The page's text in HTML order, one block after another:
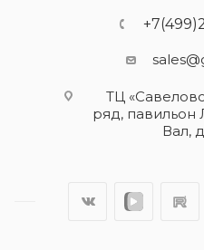
ТЦ
ряд, павильон
Вал,